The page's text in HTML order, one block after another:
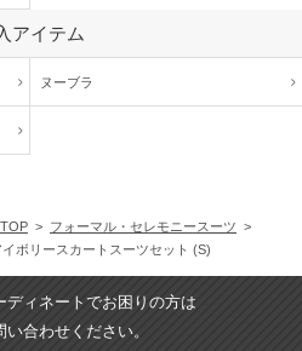
アイテム
ヌーブラ
> フォーマル・セレモニースーツ >
ボリースカートスーツセット (S)
ディネートでお困りの方は
合わせください。